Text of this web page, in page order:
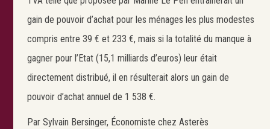
gain de pouvoir d’achat pour les ménages les plus modestes
compris entre 39 € et 233 €, mais si la totalité du manque à
gagner pour l’Etat (15,1 milliards d’euros) leur était
directement distribué, il en résulterait alors un gain de
pouvoir d’achat annuel de 1 538 €.
Par Sylvain Bersinger, Économiste chez Asterès